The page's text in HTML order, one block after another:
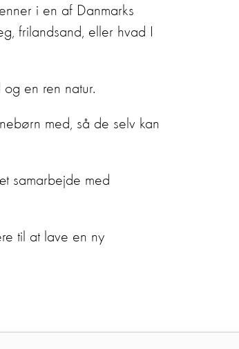
i en af Danmarks
frilandsand, eller hvad I
en ren natur.
med, så de selv kan
samarbejde med
til at lave en ny